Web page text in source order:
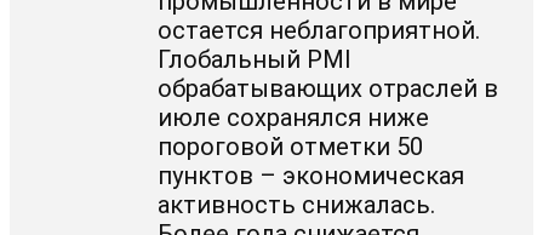
остается неблагоприятной.
Глобальный PMI
обрабатывающих отраслей в
июле сохранялся ниже
пороговой отметки 50
пунктов – экономическая
активность снижалась.